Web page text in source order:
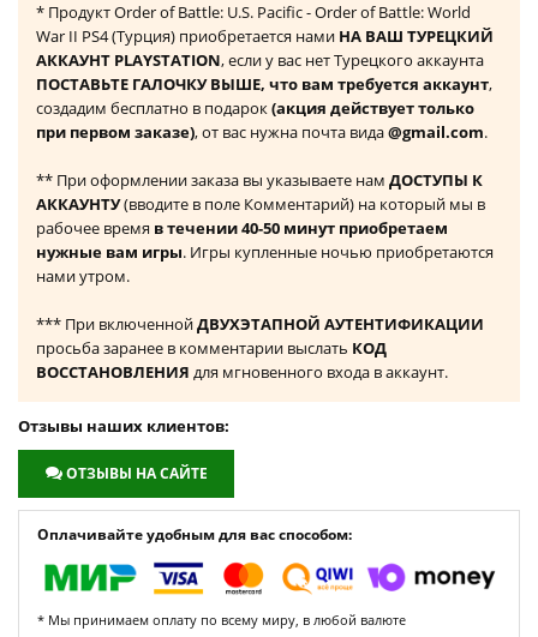
* Продукт Order of Battle: U.S. Pacific - Order of Battle: World
War II PS4 (Турция) приобретается нами НА ВАШ ТУРЕЦКИЙ
АККАУНТ PLAYSTATION, если у вас нет Турецкого аккаунта
ПОСТАВЬТЕ ГАЛОЧКУ ВЫШЕ, что вам требуется аккаунт,
создадим бесплатно в подарок(акция действует только
при первом заказе), от вас нужна почта вида@gmail.com.
** При оформлении заказа вы указываете нам ДОСТУПЫ К
АККАУНТУ(вводите в поле Комментарий) на который мы в
рабочее время в течении 40-50 минут приобретаем
нужные вам игры. Игры купленные ночью приобретаются
нами утром.
*** При включеннойДВУХЭТАПНОЙ АУТЕНТИФИКАЦИИ
просьба заранее в комментарии выслать КОД
ВОССТАНОВЛЕНИЯ для мгновенного входа в аккаунт.
Отзывы наших клиентов:
ОТЗЫВЫ НА САЙТЕ
Оплачивайте удобным для вас способом:
* Мы принимаем оплату по всему миру, в любой валюте